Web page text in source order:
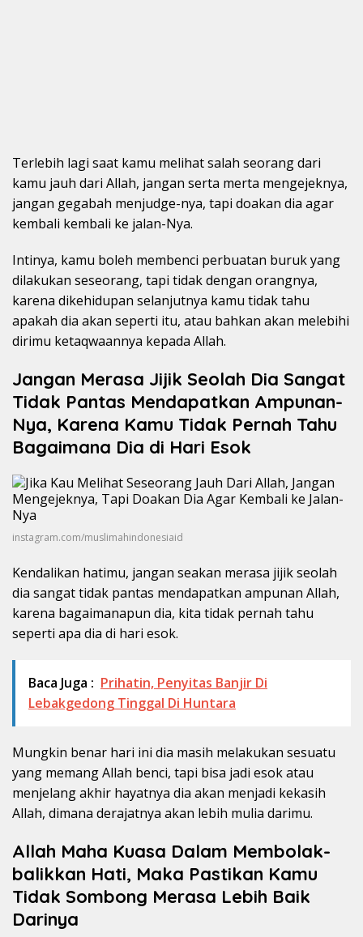
Terlebih lagi saat kamu melihat salah seorang dari
kamu jauh dari Allah, jangan serta merta mengejeknya,
jangan gegabah menjudge-nya, tapi doakan dia agar
kembali kembali ke jalan-Nya.
Intinya, kamu boleh membenci perbuatan buruk yang
dilakukan seseorang, tapi tidak dengan orangnya,
karena dikehidupan selanjutnya kamu tidak tahu
apakah dia akan seperti itu, atau bahkan akan melebihi
dirimu ketaqwaannya kepada Allah.
Jangan Merasa Jijik Seolah Dia Sangat
Tidak Pantas Mendapatkan Ampunan-
Nya, Karena Kamu Tidak Pernah Tahu
Bagaimana Dia di Hari Esok
instagram.com/muslimahindonesiaid
Kendalikan hatimu, jangan seakan merasa jijik seolah
dia sangat tidak pantas mendapatkan ampunan Allah,
karena bagaimanapun dia, kita tidak pernah tahu
seperti apa dia di hari esok.
Baca Juga : Prihatin, Penyitas Banjir Di
Lebakgedong Tinggal Di Huntara
Mungkin benar hari ini dia masih melakukan sesuatu
yang memang Allah benci, tapi bisa jadi esok atau
menjelang akhir hayatnya dia akan menjadi kekasih
Allah, dimana derajatnya akan lebih mulia darimu.
Allah Maha Kuasa Dalam Membolak-
balikkan Hati, Maka Pastikan Kamu
Tidak Sombong Merasa Lebih Baik
Darinya